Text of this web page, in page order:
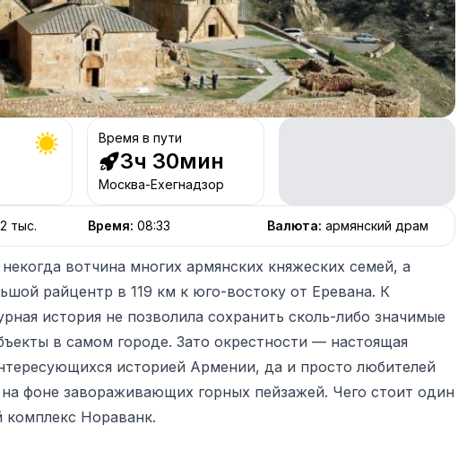
Время в пути
3ч 30мин
Москва-Ехегнадзор
тыс. Время: 08:33 Валюта: армянский драм
вотчина многих армянских княжеских семей, а
райцентр в 119 км к юго-востоку от Еревана. К
история не позволила сохранить сколь-либо значимые
в самом городе. Зато окрестности — настоящая
историей Армении, да и просто любителей
фоне завораживающих горных пейзажей. Чего стоит один
комплекс Нораванк.